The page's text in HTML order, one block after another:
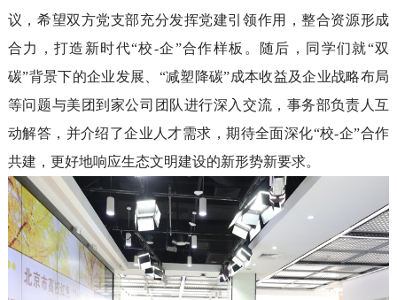
议，希望双方党支部充分发挥党建引领作用 ，整合资源形成
合力
，打造 新时代“校-企”合作样板 。 随后 ， 同学们就“双
碳”背景下的企业发展 “减塑降碳”成本收益及企业战略布局
等问题与美团到家公司团队进行深入交流，事务部负责人互
动解答，并介绍了企业人才需求 ，期待全面深化“校-企”合作
共建 ，更好地响应生态文明建设的新形势新要求。